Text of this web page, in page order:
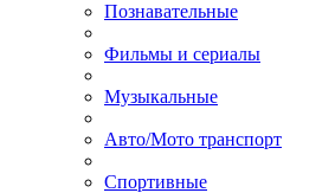
Познавательные
Фильмы и сериалы
Музыкальные
Авто/Мото транспорт
Спортивные